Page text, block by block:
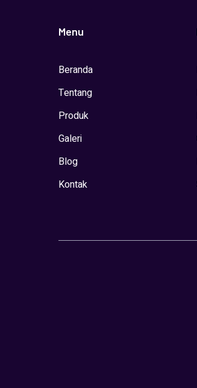
Menu
Beranda
Tentang
Produk
Galeri
Blog
Kontak